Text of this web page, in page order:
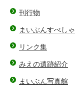
刊行物
まいぶんすぺし
リンク集
みえの遺跡紹介
まいぶん写真館